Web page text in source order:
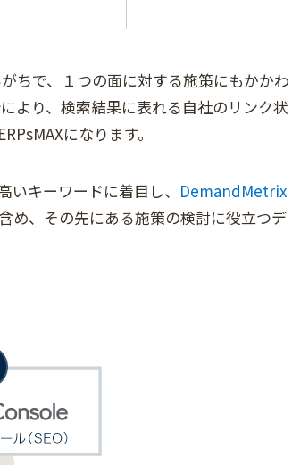
ちで、１つの面に対する施策にもかかわ
より、検索結果に表れる自社のリンク状
になります。
キーワードに着目し、 DemandMetrix
め、その先にある施策の検討に役立つデ